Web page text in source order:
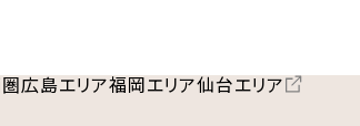
広島エリア福岡エリア仙台エリア